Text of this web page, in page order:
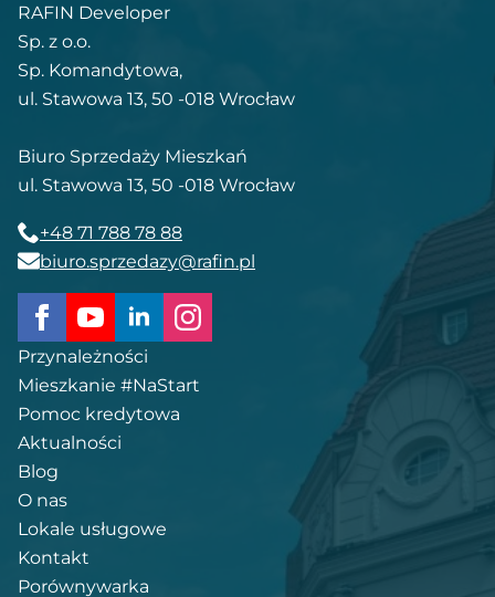
RAFIN Developer
Sp. z o.o.
Sp. Komandytowa,
ul. Stawowa 13, 50 -018 Wrocław
Biuro Sprzedaży Mieszkań
ul. Stawowa 13, 50 -018 Wrocław
+48 71 788 78 88
biuro.sprzedazy@rafin.pl
Przynależności
Mieszkanie #NaStart
Pomoc kredytowa
Aktualności
Blog
O nas
Lokale usługowe
Kontakt
Porównywarka